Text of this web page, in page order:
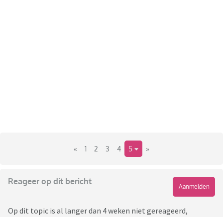
« 1 2 3 4 5 »
Reageer op dit bericht
Aanmelden
Op dit topic is al langer dan 4 weken niet gereageerd,